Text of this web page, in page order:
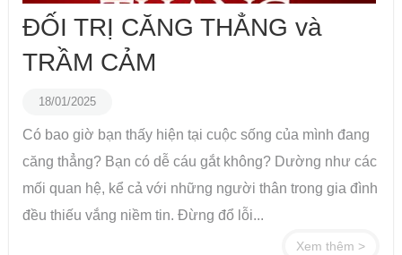
ĐỐI TRỊ CĂNG THẲNG và
TRẦM CẢM
18/01/2025
Có bao giờ bạn thấy hiện tại cuộc sống của mình đang
căng thẳng? Bạn có dễ cáu gắt không? Dường như các
mối quan hệ, kể cả với những người thân trong gia đình
đều thiếu vắng niềm tin. Đừng đổ lỗi...
Xem thêm >